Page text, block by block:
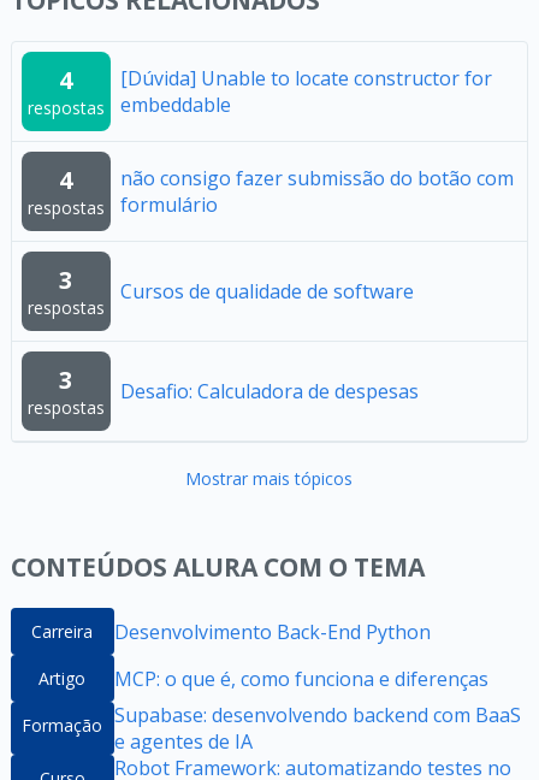
4
respostas
[Dúvida] Unable to locate constructor for
embeddable
4
respostas
não consigo fazer submissão do botão com
formulário
3
respostas
Cursos de qualidade de software
3
respostas
Desafio: Calculadora de despesas
Mostrar mais tópicos
CONTEÚDOS ALURA COM O TEMA
Carreira Desenvolvimento Back-End Python
Artigo MCP: o que é, como funciona e diferenças
Formação Supabase: desenvolvendo backend com BaaS
e agentes de IA
Robot Framework: automatizando testes no